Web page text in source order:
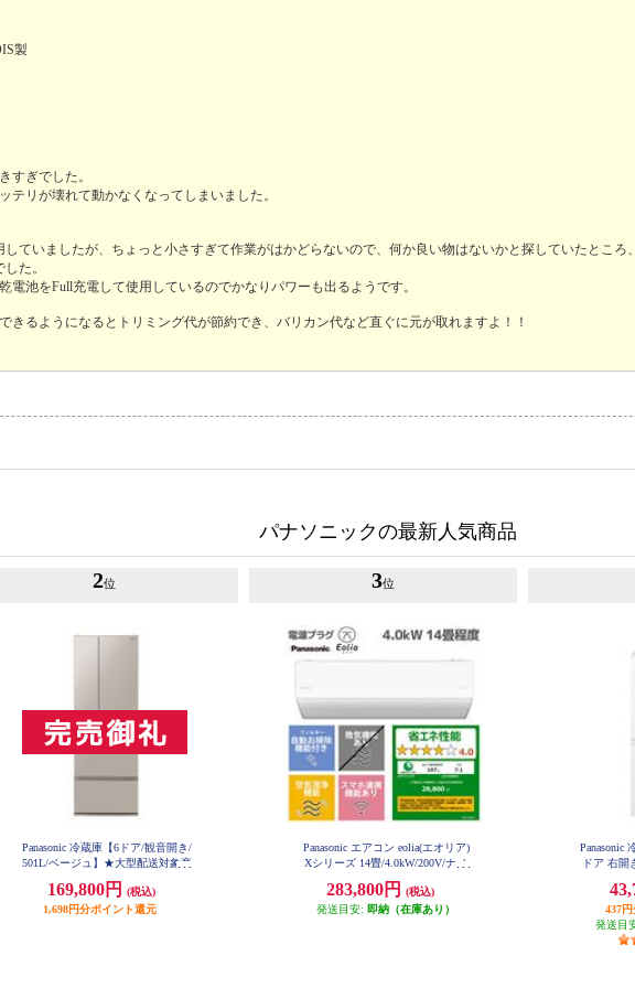
製
すぎでした。
リが壊れて動かなくなってしまいました。
ていましたが、ちょっと小さすぎて作業がはかどらないので、何か良い物はないかと探していたところ
た。
池をFull充電して使用しているのでかなりパワーも出るようです。
きるようになるとトリミング代が節約でき、バリカン代など直ぐに元が取れますよ！！
パナソニックの最新人気商品
2位
Panasonic 冷蔵庫【6ドア/観音開き/
501L/ベージュ】★大型配送対象商
169,800円
(税込)
1,698円分ポイント還元
3位
Panasonic エアコン eolia(エオリア)
Xシリーズ 14畳/4.0kW/200V/ナノ
付/W/2026年度 CS-X406D2-ESET
283,800円
(税込)
発送目安: 即納（在庫あり）
Panasonic
ドア 右開
437
発送目